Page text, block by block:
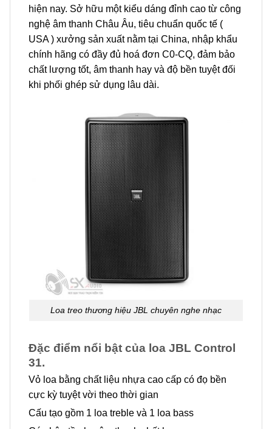
hiện nay. Sở hữu một kiểu dáng đỉnh cao từ công
nghệ âm thanh Châu Âu, tiêu chuẩn quốc tế (
USA ) xưởng sản xuất nằm tại China, nhập khẩu
chính hãng có đầy đủ hoá đơn C0-CQ, đảm bảo
chất lượng tốt, âm thanh hay và độ bền tuyệt đối
khi phối ghép sử dụng lâu dài.
Loa treo thương hiệu JBL chuyên nghe nhạc
Đặc điểm nổi bật của loa JBL Control
31.
Vỏ loa bằng chất liệu nhựa cao cấp có đọ bền
cực kỳ tuyệt vời theo thời gian
Cấu tạo gồm 1 loa treble và 1 loa bass